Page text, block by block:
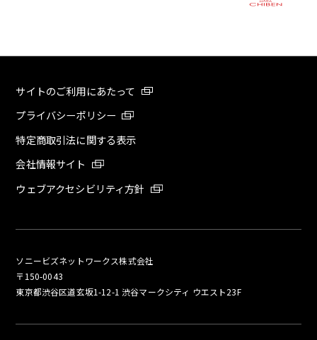
サイトのご利用にあたって
プライバシーポリシー
特定商取引法に関する表示
会社情報サイト
ウェブアクセシビリティ方針
ソニービズネットワークス株式会社
〒150-0043
東京都渋谷区道玄坂1-12-1 渋谷マークシティ ウエスト23F